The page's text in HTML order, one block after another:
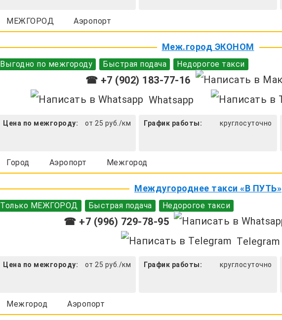
МЕЖГОРОД Аэропорт
Меж.город ЭКОНОМ
Выгодно по межгороду Быстрая подача Недорогое такси
☎ +7 (902) 183-77-16
Whatsapp
Цена по межгороду: от 25 руб./км График работы: круглосуточно
Город Аэропорт Межгород
Междугороднее такси «В ПУТЬ»
Только МЕЖГОРОД Быстрая подача Недорогое такси
☎ +7 (996) 729-78-95
Telegram
Цена по межгороду: от 25 руб./км График работы: круглосуточно
Межгород Аэропорт